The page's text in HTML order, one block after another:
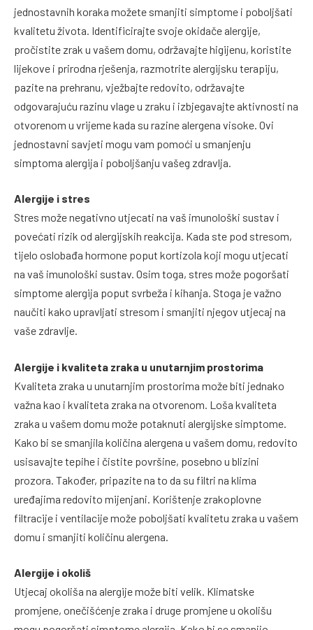
jednostavnih koraka možete smanjiti simptome i poboljšati
kvalitetu života. Identificirajte svoje okidače alergije,
pročistite zrak u vašem domu, održavajte higijenu, koristite
lijekove i prirodna rješenja, razmotrite alergijsku terapiju,
pazite na prehranu, vježbajte redovito, održavajte
odgovarajuću razinu vlage u zraku i izbjegavajte aktivnosti na
otvorenom u vrijeme kada su razine alergena visoke. Ovi
jednostavni savjeti mogu vam pomoći u smanjenju
simptoma alergija i poboljšanju vašeg zdravlja.
Alergije i stres
Stres može negativno utjecati na vaš imunološki sustav i
povećati rizik od alergijskih reakcija. Kada ste pod stresom,
tijelo oslobađa hormone poput kortizola koji mogu utjecati
na vaš imunološki sustav. Osim toga, stres može pogoršati
simptome alergija poput svrbeža i kihanja. Stoga je važno
naučiti kako upravljati stresom i smanjiti njegov utjecaj na
vaše zdravlje.
Alergije i kvaliteta zraka u unutarnjim prostorima
Kvaliteta zraka u unutarnjim prostorima može biti jednako
važna kao i kvaliteta zraka na otvorenom. Loša kvaliteta
zraka u vašem domu može potaknuti alergijske simptome.
Kako bi se smanjila količina alergena u vašem domu, redovito
usisavajte tepihe i čistite površine, posebno u blizini
prozora. Također, pripazite na to da su filtri na klima
uređajima redovito mijenjani. Korištenje zrakoplovne
filtracije i ventilacije može poboljšati kvalitetu zraka u vašem
domu i smanjiti količinu alergena.
Alergije i okoliš
Utjecaj okoliša na alergije može biti velik. Klimatske
promjene, onečišćenje zraka i druge promjene u okolišu